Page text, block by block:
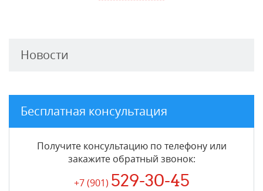
Новости
Бесплатная консультация
Получите консультацию по телефону или
закажите обратный звонок:
+7 (901) 529-30-45